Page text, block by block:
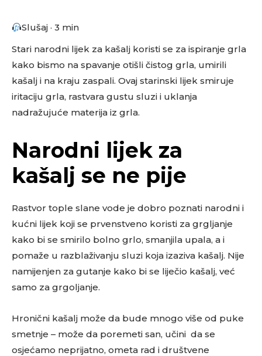
Slušaj · 3 min
Stari narodni lijek za kašalj koristi se za ispiranje grla
kako bismo na spavanje otišli čistog grla, umirili
kašalj i na kraju zaspali. Ovaj starinski lijek smiruje
iritaciju grla, rastvara gustu sluzi i uklanja
nadražujuće materija iz grla.
Narodni lijek za
kašalj se ne pije
Rastvor tople slane vode je dobro poznati narodni i
kućni lijek koji se prvenstveno koristi za grgljanje
kako bi se smirilo bolno grlo, smanjila upala, a i
pomaže u razblaživanju sluzi koja izaziva kašalj. Nije
namijenjen za gutanje kako bi se liječio kašalj, već
samo za grgoljanje.
Hronični kašalj može da bude mnogo više od puke
smetnje – može da poremeti san, učini da se
osjećamo neprijatno, ometa rad i društvene